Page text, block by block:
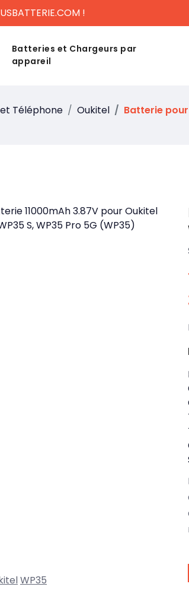
!
Batteries et Chargeurs par
appareil
Téléphone Oukitel Batterie
WP35